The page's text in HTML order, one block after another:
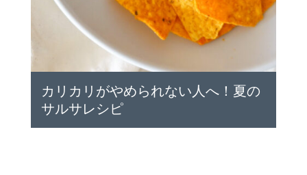
日本のエナジードリンク！アイス抹
茶ラテ